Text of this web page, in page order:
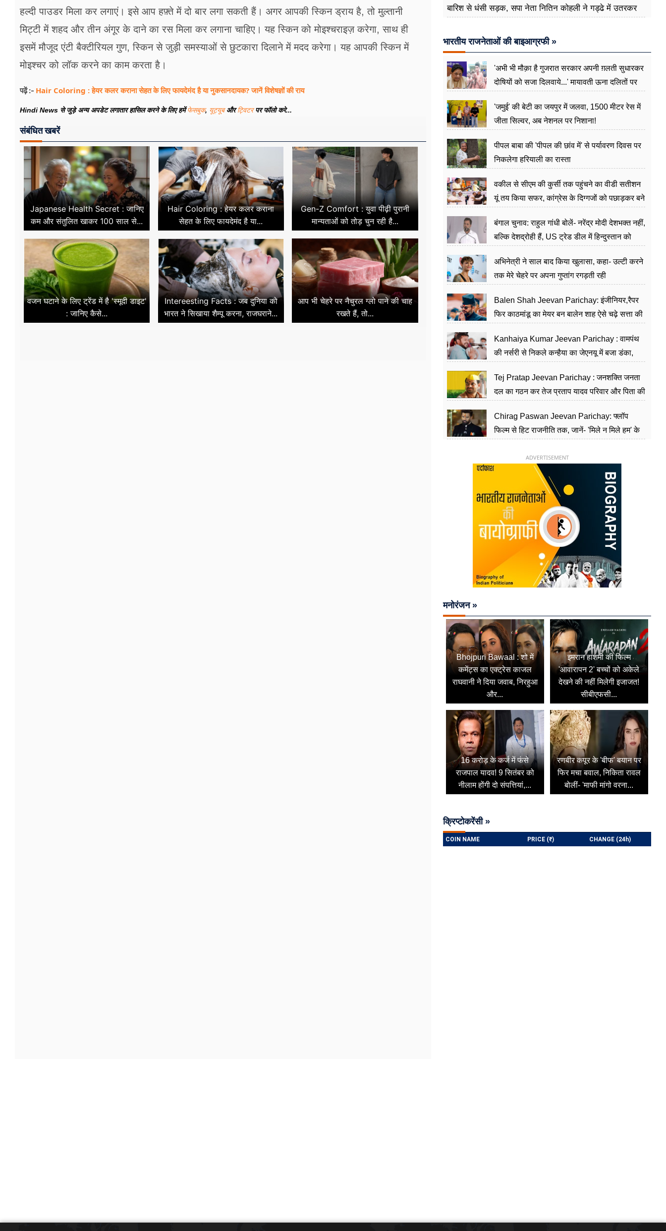
हल्दी पाउडर मिला कर लगाएं। इसे आप हफ़्ते में दो बार लगा सकती हैं। अगर आपकी स्किन ड्राय है, तो मुल्तानी
मिट्टी में शहद और तीन अंगूर के दाने का रस मिला कर लगाना चाहिए। यह स्किन को मोइश्चराइज़ करेगा, साथ ही
इसमें मौजूद एंटी बैक्टीरियल गुण, स्किन से जुड़ी समस्याओं से छुटकारा दिलाने में मदद करेगा। यह आपकी स्किन में
मोइश्चर को लॉक करने का काम करता है।
पढ़ें :- Hair Coloring : हेयर कलर कराना सेहत के लिए फायदेमंद है या नुकसानदायक? जानें विशेषज्ञों की राय
Hindi News से जुड़े अन्य अपडेट लगातार हासिल करने के लिए हमेंफेसबुक, यूट्यूबऔरट्विटरपर फॉलो करे...
संबंधित खबरें
Japanese Health Secret : जानिए
कम और संतुलित खाकर 100 साल से...
Hair Coloring : हेयर कलर कराना
सेहत के लिए फायदेमंद है या...
Gen-Z Comfort : युवा पीढ़ी पुरानी
मान्यताओं को तोड़ चुन रही है...
वजन घटाने के लिए ट्रेंड में है 'स्मूदी डाइट'
: जानिए कैसे...
Intereesting Facts : जब दुनिया को
भारत ने सिखाया शैम्पू करना, राजघराने...
आप भी चेहरे पर नैचुरल ग्लो पाने की चाह
रखते हैं, तो...
बारिश से धंसी सड़क, सपा नेता नितिन कोहली ने गड्ढे में उतरकर
भारतीय राजनेताओं की बाइआग्रफी »
'अभी भी मौक़ा है गुजरात सरकार अपनी ग़लती सुधारकर
दोषियों को सजा दिलवाये...' मायावती ऊना दलितों पर
'जमुई' की बेटी का जयपुर में जलवा, 1500 मीटर रेस में
जीता सिल्वर, अब नेशनल पर निशाना!
पीपल बाबा की 'पीपल की छांव में' से पर्यावरण दिवस पर
निकलेगा हरियाली का रास्ता
वकील से सीएम की कुर्सी तक पहुंचने का वीडी सतीशन
यूं तय किया सफर, कांग्रेस के दिग्गजों को पछाड़कर बने
बंगाल चुनाव: राहुल गांधी बोलें- नरेंद्र मोदी देशभक्त नहीं,
बल्कि देशद्रोही हैं, US ट्रेड डील में हिन्दुस्तान को
अभिनेत्री ने साल बाद किया खुलासा, कहा- उल्टी करने
तक मेरे चेहरे पर अपना गुप्तांग रगड़ती रही
Balen Shah Jeevan Parichay: इंजीनियर,रैपर
फिर काठमांडू का मेयर बन बालेन शाह ऐसे चढ़े सत्ता की
Kanhaiya Kumar Jeevan Parichay : वामपंथ
की नर्सरी से निकले कन्हैया का जेएनयू में बजा डंका,
Tej Pratap Jeevan Parichay : जनशक्ति जनता
दल का गठन कर तेज प्रताप यादव परिवार और पिता की
Chirag Paswan Jeevan Parichay: फ्लॉप
फिल्म से हिट राजनीति तक, जानें- 'मिले न मिले हम' के
ADVERTISEMENT
मनोरंजन »
Bhojpuri Bawaal : शो में
कमेंट्स का एक्ट्रेस काजल
राघवानी ने दिया जवाब, निरहुआ
और...
इमरान हाशमी की फिल्म
'आवारापन 2' बच्चों को अकेले
देखने की नहीं मिलेगी इजाजत!
सीबीएफसी...
16 करोड़ के कर्ज में फंसे
राजपाल यादव! 9 सितंबर को
नीलाम होंगी दो संपत्तियां,...
रणबीर कपूर के 'बीफ' बयान पर
फिर मचा बवाल, निकिता रावल
बोलीं- 'माफी मांगो वरना...
क्रिप्टोकरेंसी »